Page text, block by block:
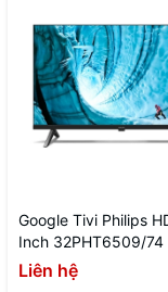
Google Tivi Philips
Inch 32PHT6509/74
Liên hệ